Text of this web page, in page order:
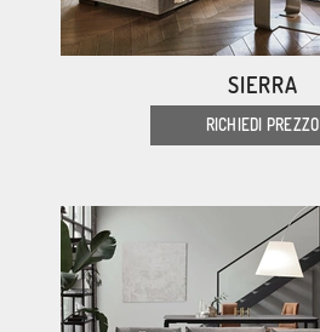
SIERRA
RICHIEDI PREZZO